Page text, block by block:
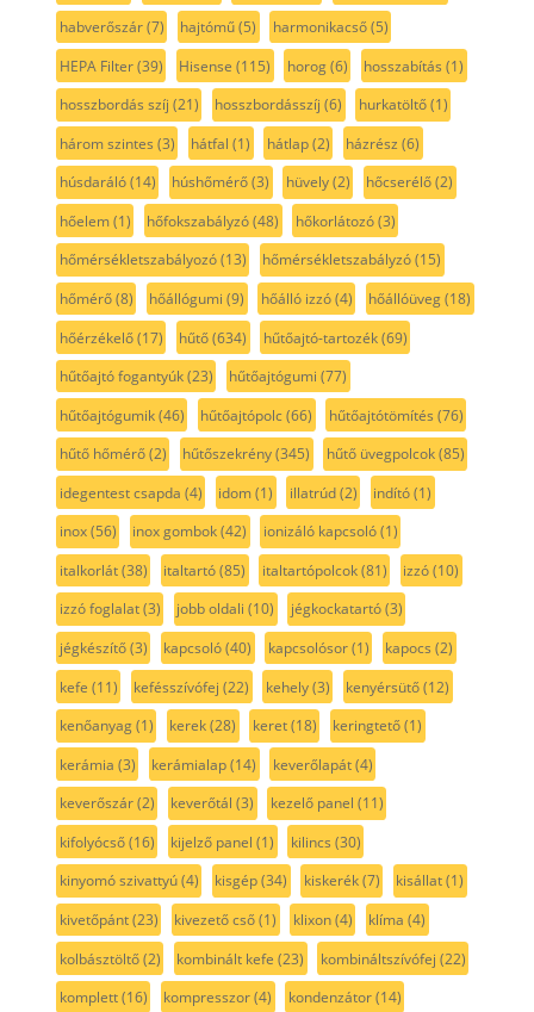
habverőszár(7) hajtómű(5) harmonikacső(5)
HEPA Filter(39) Hisense (115) horog(6) hosszabítás (1)
hosszbordás szíj (21) hosszbordásszíj (6) hurkatöltő(1)
három szintes (3) hátfal (1) hátlap(2) házrész (6)
húsdaráló(14) húshőmérő(3) hüvely(2) hőcserélő(2)
hőelem(1) hőfokszabályzó(48) hőkorlátozó(3)
hőmérsékletszabályozó(13) hőmérsékletszabályzó(15)
hőmérő(8) hőállógumi (9) hőálló izzó(4) hőállóüveg(18)
hőérzékelő(17) hűtő(634) hűtőajtó-tartozék(69)
hűtőajtó fogantyúk(23) hűtőajtógumi (77)
hűtőajtógumik(46) hűtőajtópolc(66) hűtőajtótömítés (76)
hűtő hőmérő(2) hűtőszekrény(345) hűtő üvegpolcok(85)
idegentest csapda (4) idom(1) illatrúd(2) indító(1)
inox(56) inox gombok(42) ionizáló kapcsoló(1)
italkorlát(38) italtartó(85) italtartópolcok(81) izzó(10)
izzó foglalat(3) jobb oldali (10) jégkockatartó(3)
jégkészítő(3) kapcsoló(40) kapcsolósor(1) kapocs (2)
kefe (11) kefésszívófej (22) kehely(3) kenyérsütő(12)
kenőanyag(1) kerek(28) keret(18) keringtető(1)
kerámia (3) kerámialap(14) keverőlapát(4)
keverőszár(2) keverőtál (3) kezelő panel (11)
kifolyócső(16) kijelző panel (1) kilincs (30)
kinyomó szivattyú(4) kisgép(34) kiskerék(7) kisállat(1)
kivetőpánt(23) kivezető cső(1) klixon(4) klíma (4)
kolbásztöltő(2) kombinált kefe (23) kombináltszívófej (22)
komplett(16) kompresszor(4) kondenzátor(14)